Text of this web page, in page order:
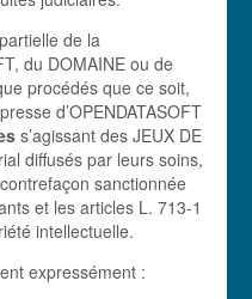
de la
du DOMAINE ou de
procédés que ce soit,
d’OPENDATASOFT
s’agissant des JEUX DE
diffusés par leurs soins,
sanctionnée
et les articles L. 713-1
intellectuelle.
expressément :